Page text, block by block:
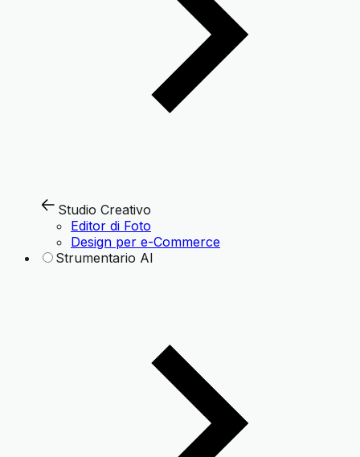
Studio Creativo
Editor di Foto
Design per e-Commerce
Strumentario AI